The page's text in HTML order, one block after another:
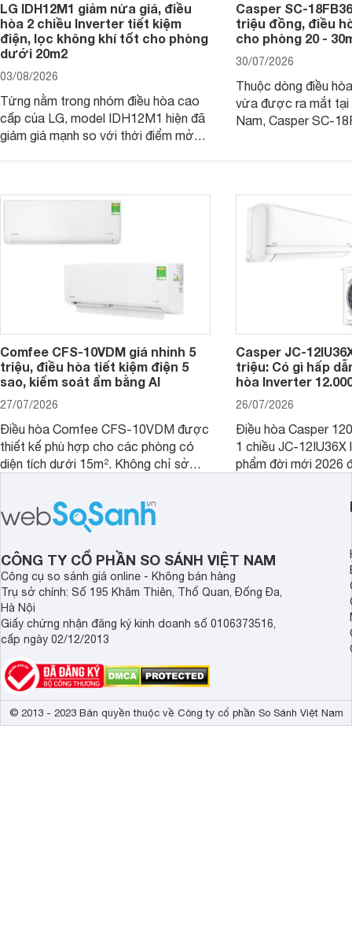
LG IDH12M1 giảm nửa giá, điều
hòa 2 chiều Inverter tiết kiệm
điện, lọc không khí tốt cho phòng
dưới 20m2
03/08/2026
Từng nằm trong nhóm điều hòa cao
cấp của LG, model IDH12M1 hiện đã
giảm giá mạnh so với thời điểm mở
đại.
Casper SC-
triệu đồng, điều
cho phòng 20 -
30/07/2026
Thuộc dòng điều
vừa được ra mắt
Nam, Casper SC-
nhiều tính năng và
Comfee CFS-10VDM giá nhỉnh 5
triệu, điều hòa tiết kiệm điện 5
sao, kiểm soát ẩm bằng AI
27/07/2026
Điều hòa Comfee CFS-10VDM được
thiết kế phù hợp cho các phòng có
diện tích dưới 15m². Không chỉ sở
điện, sản phẩm còn có khả năng kiểm
soát độ ẩm hiệu quả cùng nhiều tính
năng hiện đại, trong khi vẫn duy trì
mức giá dễ tiếp cận.
Casper JC-
triệu: Có gì hấp
hòa Inverter
26/07/2026
Điều hòa Casper
1 chiều JC-12IU36X
phẩm đời mới 2026
sở hữu khả năng
có giá bán rất hợp lý.
CÔNG TY CỔ PHẦN SO SÁNH VIỆT NAM
Công cụ so sánh giá online - Không bán hàng
Trụ sở chính: Số 195 Khâm Thiên, Thổ Quan, Đống Đa,
Hà Nội
Giấy chứng nhận đăng ký kinh doanh số 0106373516,
cấp ngày 02/12/2013
© 2013 - 2023 Bản quyền thuộc về Công ty cổ phần So Sánh Việt Nam